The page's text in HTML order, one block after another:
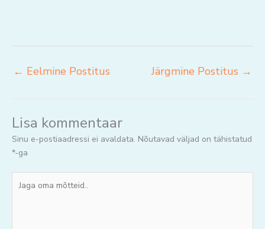
← Eelmine Postitus Järgmine Postitus →
Lisa kommentaar
Sinu e-postiaadressi ei avaldata. Nõutavad väljad on tähistatud
*-ga
oma